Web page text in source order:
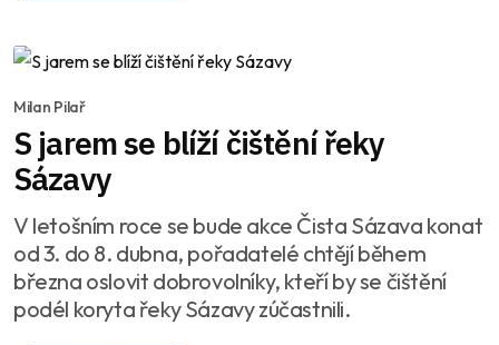
Milan Pilař
S jarem se blíží čištění řeky
Sázavy
V letošním roce se bude akce Čista Sázava konat
od 3. do 8. dubna, pořadatelé chtějí během
března oslovit dobrovolníky, kteří by se čištění
podél koryta řeky Sázavy zúčastnili.